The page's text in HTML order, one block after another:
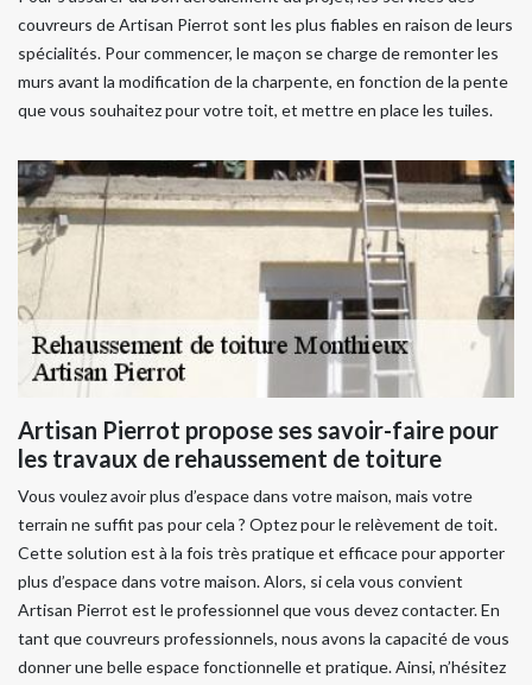
couvreurs de Artisan Pierrot sont les plus fiables en raison de leurs
spécialités. Pour commencer, le maçon se charge de remonter les
murs avant la modification de la charpente, en fonction de la pente
que vous souhaitez pour votre toit, et mettre en place les tuiles.
Artisan Pierrot propose ses savoir-faire pour
les travaux de rehaussement de toiture
Vous voulez avoir plus d’espace dans votre maison, mais votre
terrain ne suffit pas pour cela ? Optez pour le relèvement de toit.
Cette solution est à la fois très pratique et efficace pour apporter
plus d’espace dans votre maison. Alors, si cela vous convient
Artisan Pierrot est le professionnel que vous devez contacter. En
tant que couvreurs professionnels, nous avons la capacité de vous
donner une belle espace fonctionnelle et pratique. Ainsi, n’hésitez